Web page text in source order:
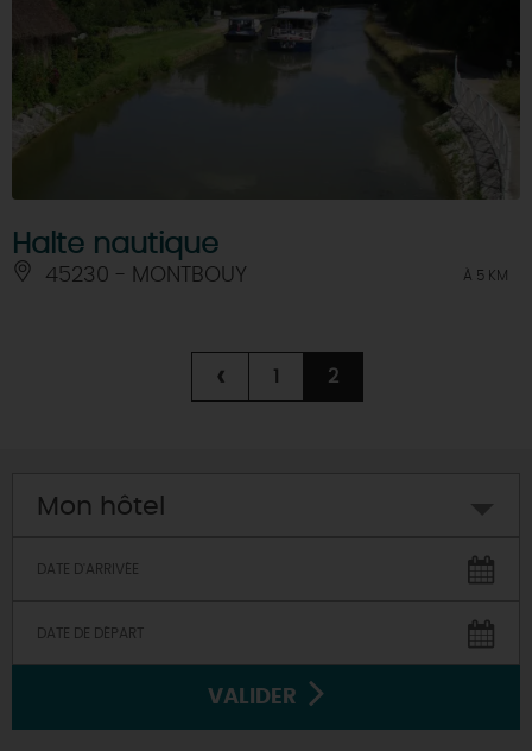
Halte nautique
45230 - MONTBOUY À 5 KM
‹ 1 2
Mon hôtel
VALIDER